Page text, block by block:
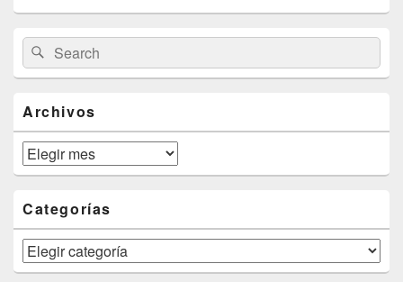
Primary
Sidebar
Widget
Area
Search
for:
Search
Archivos
Archivos
Categorías
Categorías